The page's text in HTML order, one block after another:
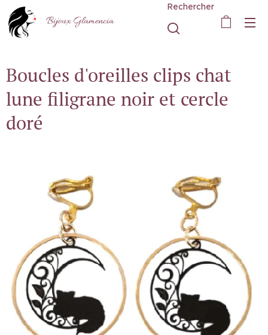
Bijoux Glamencia
Rechercher
Boucles d'oreilles clips chat
lune filigrane noir et cercle
doré